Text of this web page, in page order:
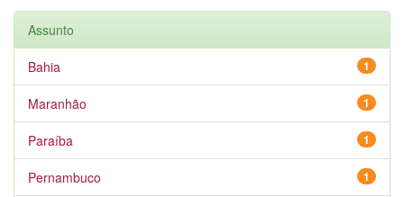
Assunto
1
Bahia
1
Maranhão
1
Paraíba
1
Pernambuco